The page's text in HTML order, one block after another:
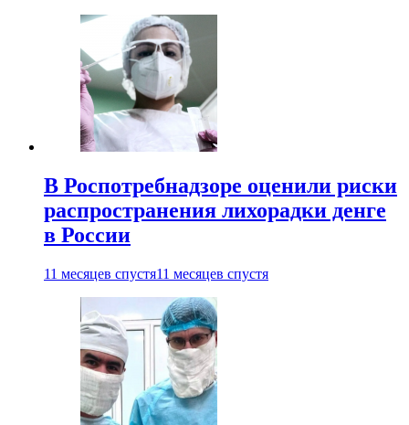
В Роспотребнадзоре оценили риски
распространения лихорадки денге
в России
11 месяцев спустя11 месяцев спустя